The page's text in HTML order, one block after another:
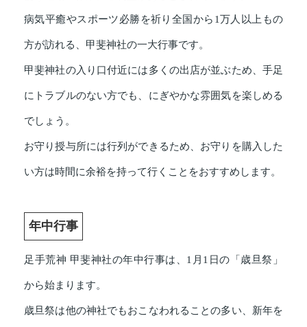
病気平癒やスポーツ必勝を祈り全国から1万人以上もの
方が訪れる、甲斐神社の一大行事です。
甲斐神社の入り口付近には多くの出店が並ぶため、手足
にトラブルのない方でも、にぎやかな雰囲気を楽しめる
でしょう。
お守り授与所には行列ができるため、お守りを購入した
い方は時間に余裕を持って行くことをおすすめします。
年中行事
足手荒神 甲斐神社の年中行事は、1月1日の「歳旦祭」
から始まります。
歳旦祭は他の神社でもおこなわれることの多い、新年を